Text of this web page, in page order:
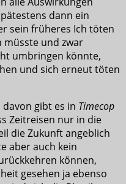
dann ein
sein früheres Ich töten
müsste und zwar
umbringen könnte,
und sich erneut töten
gibt es in Timecop
Zeitreisen nur in die
die Zukunft angeblich
aber auch kein
können,
gesehen ja ebenso